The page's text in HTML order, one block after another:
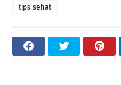
tips sehat